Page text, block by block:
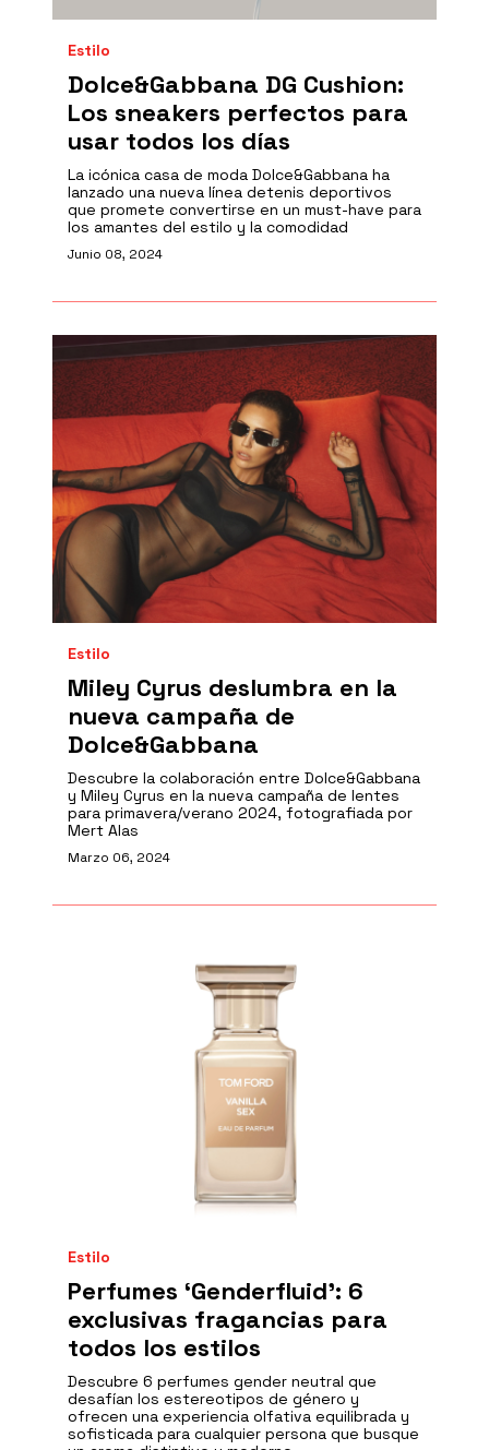
Estilo
Dolce&Gabbana DG Cushion:
Los sneakers perfectos para
usar todos los días
La icónica casa de moda Dolce&Gabbana ha
lanzado una nueva línea detenis deportivos
que promete convertirse en un must-have para
los amantes del estilo y la comodidad
Junio 08, 2024
Estilo
Miley Cyrus deslumbra en la
nueva campaña de
Dolce&Gabbana
Descubre la colaboración entre Dolce&Gabbana
y Miley Cyrus en la nueva campaña de lentes
para primavera/verano 2024, fotografiada por
Mert Alas
Marzo 06, 2024
Estilo
Perfumes ‘Genderfluid': 6
exclusivas fragancias para
todos los estilos
Descubre 6 perfumes gender neutral que
desafían los estereotipos de género y
ofrecen una experiencia olfativa equilibrada y
sofisticada para cualquier persona que busque